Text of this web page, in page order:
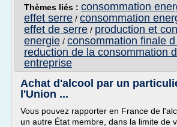
Thèmes liés : consommation
effet serre / consommation
effet de serre / production et
energie / consommation finale
reduction de la consommation
entreprise
Achat d'alcool par un
l'Union ...
Vous pouvez rapporter en France de
un autre État membre, dans la limite de